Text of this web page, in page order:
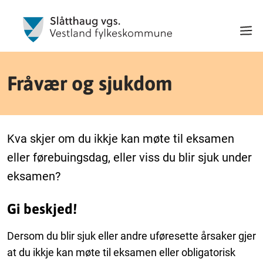
Fråvær og sjukdom
Kva skjer om du ikkje kan møte til eksamen
eller førebuingsdag, eller viss du blir sjuk under
eksamen?
Gi beskjed!
Dersom du blir sjuk eller andre uføresette årsaker gjer
at du ikkje kan møte til eksamen eller obligatorisk